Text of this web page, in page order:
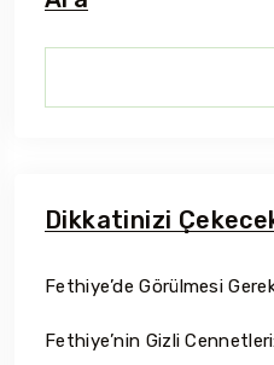
Dikkatinizi
Fethiye’de Görülmesi
Fethiye’nin Gizli